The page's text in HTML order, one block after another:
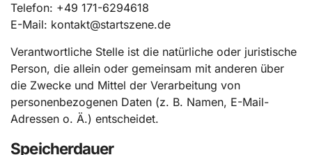
Telefon: +49 171-6294618
E-Mail: kontakt@startszene.de
Verantwortliche Stelle ist die natürliche oder juristische
Person, die allein oder gemeinsam mit anderen über
die Zwecke und Mittel der Verarbeitung von
personenbezogenen Daten (z. B. Namen, E-Mail-
Adressen o. Ä.) entscheidet.
Speicherdauer